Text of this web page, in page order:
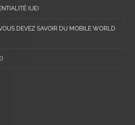
(UE)
DEVEZ SAVOIR DU MOBILE WORLD